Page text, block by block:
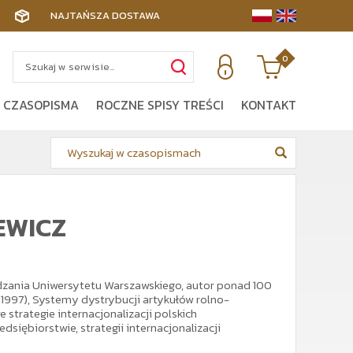
NAJTAŃSZA DOSTAWA
0
CZASOPISMA ROCZNE SPISY TREŚCI KONTAKT
Uniwersytetu Warszawskiego, autor ponad 100
Systemy dystrybucji artykułów rolno-
strategie internacjonalizacji polskich
strategii internacjonalizacji